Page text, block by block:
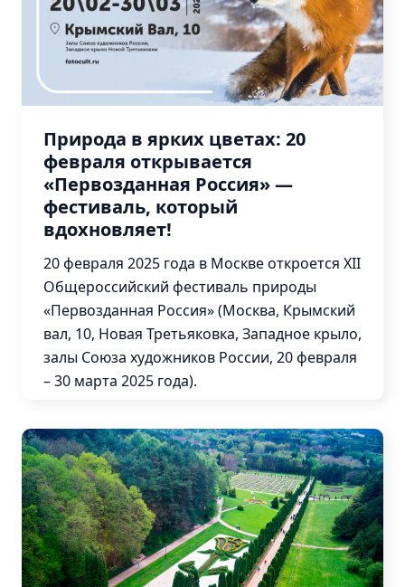
Природа в ярких цветах: 20
февраля открывается
«Первозданная Россия» —
фестиваль, который
вдохновляет!
20 февраля 2025 года в Москве откроется XII
Общероссийский фестиваль природы
«Первозданная Россия» (Москва, Крымский
вал, 10, Новая Третьяковка, Западное крыло,
залы Союза художников России, 20 февраля
– 30 марта 2025 года).